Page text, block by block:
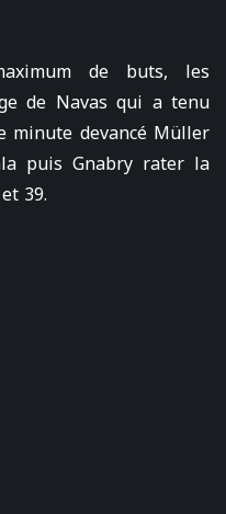
de buts, les
de Navas qui a tenu
minute devancé Müller
puis Gnabry rater la
39.